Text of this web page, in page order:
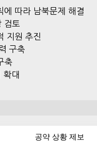
에 따라 남북문제 해결
검토
지원 추진
구축
축
확대
공약 상황 제보